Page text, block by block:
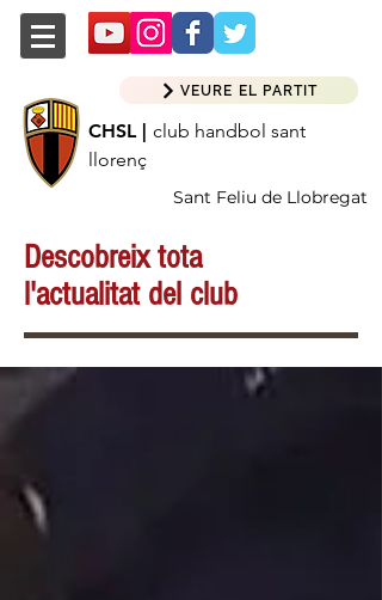
CHSL | club handbol sant
llorenç
Sant Feliu de Llobregat
VEURE EL PARTIT
Descobreix tota
l'actualitat del club